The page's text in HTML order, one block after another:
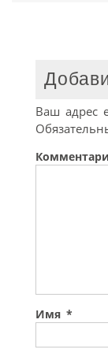
Ваш адрес
Имя *